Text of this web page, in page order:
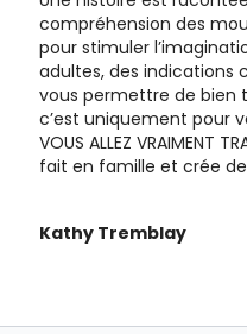
compréhension des
pour stimuler
adultes, des indications
vous permettre de bien
c’est uniquement pour
VOUS ALLEZ VRAIMENT
fait en famille et crée
Kathy Tremblay